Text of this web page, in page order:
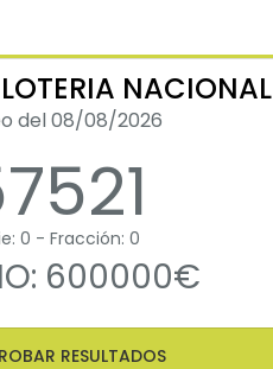
NACIONAL
del 08/08/2026
0 - Fracción: 0
600000€
RESULTADOS